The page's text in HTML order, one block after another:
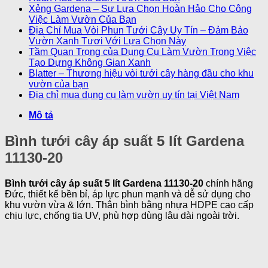
Xẻng Gardena – Sự Lựa Chọn Hoàn Hảo Cho Công
Việc Làm Vườn Của Bạn
Địa Chỉ Mua Vòi Phun Tưới Cây Uy Tín – Đảm Bảo
Vườn Xanh Tươi Với Lựa Chọn Này
Tầm Quan Trọng của Dụng Cụ Làm Vườn Trong Việc
Tạo Dựng Không Gian Xanh
Blatter – Thương hiệu vòi tưới cây hàng đầu cho khu
vườn của bạn
Địa chỉ mua dụng cụ làm vườn uy tín tại Việt Nam
Mô tả
Bình tưới cây áp suất 5 lít Gardena
11130-20
Bình tưới cây áp suất 5 lít Gardena 11130-20 chính hãng
Đức, thiết kế bền bỉ, áp lực phun mạnh và dễ sử dụng cho
khu vườn vừa & lớn. Thân bình bằng nhựa HDPE cao cấp
chịu lực, chống tia UV, phù hợp dùng lâu dài ngoài trời.